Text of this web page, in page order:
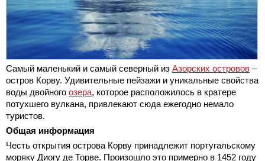
Самый маленький и самый северный из Азорских островов –
остров Корву. Удивительные пейзажи и уникальные свойства
воды двойного озера, которое расположилось в кратере
потухшего вулкана, привлекают сюда ежегодно немало
туристов.
Общая информация
Честь открытия острова Корву принадлежит португальскому
моряку Диогу де Торве. Произошло это примерно в 1452 году